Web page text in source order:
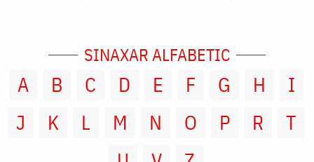
SINAXAR ALFABETIC
A B C D E F G H
I
J
K L M N O P R
T